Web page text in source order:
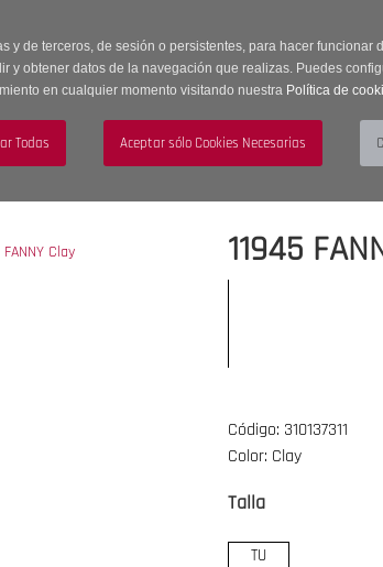
y de terceros, de sesión o persistentes, para hacer
y obtener datos de la navegación que realizas. Puedes
en cualquier momento visitando nuestra Política de
HOMBRE ACCESORIOS
11945
Código: 310137311
Color: Clay
Talla
TU